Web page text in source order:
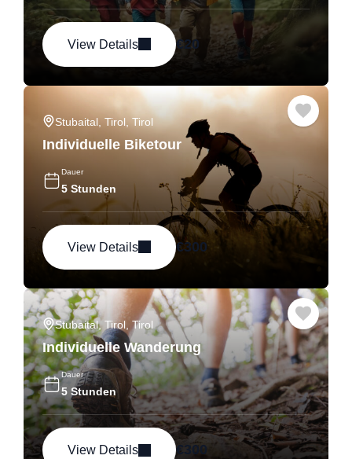
View Details €20
Stubaital, Tirol Tirol
Individuelle Biketour
Dauer
5 Stunden
View Details €300
Stubaital, Tirol, Tirol
Individuelle Wanderung
Dauer
5 Stunden
View Details €300